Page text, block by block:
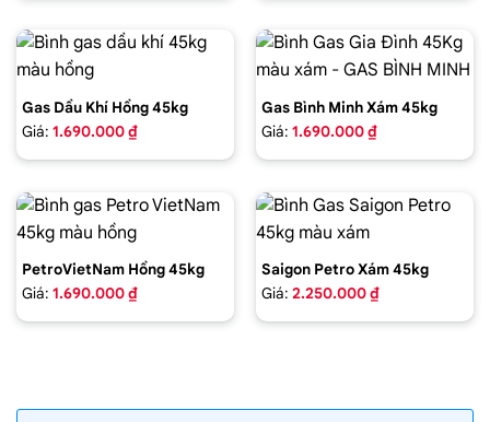
Gas Dầu Khí Hồng 45kg
Giá: 1.690.000 ₫
Gas Bình Minh Xám 45kg
Giá: 1.690.000 ₫
PetroVietNam Hồng 45kg
Giá: 1.690.000 ₫
Saigon Petro Xám 45kg
Giá: 2.250.000 ₫